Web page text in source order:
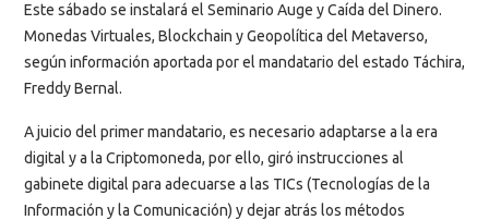
Este sábado se instalará el Seminario Auge y Caída del Dinero.
Monedas Virtuales, Blockchain y Geopolítica del Metaverso,
según información aportada por el mandatario del estado Táchira,
Freddy Bernal.
A juicio del primer mandatario, es necesario adaptarse a la era
digital y a la Criptomoneda, por ello, giró instrucciones al
gabinete digital para adecuarse a las TICs (Tecnologías de la
Información y la Comunicación) y dejar atrás los métodos